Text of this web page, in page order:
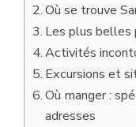
Où se trouve
Les plus belles
Activités
Excursions et
Où manger :
adresses